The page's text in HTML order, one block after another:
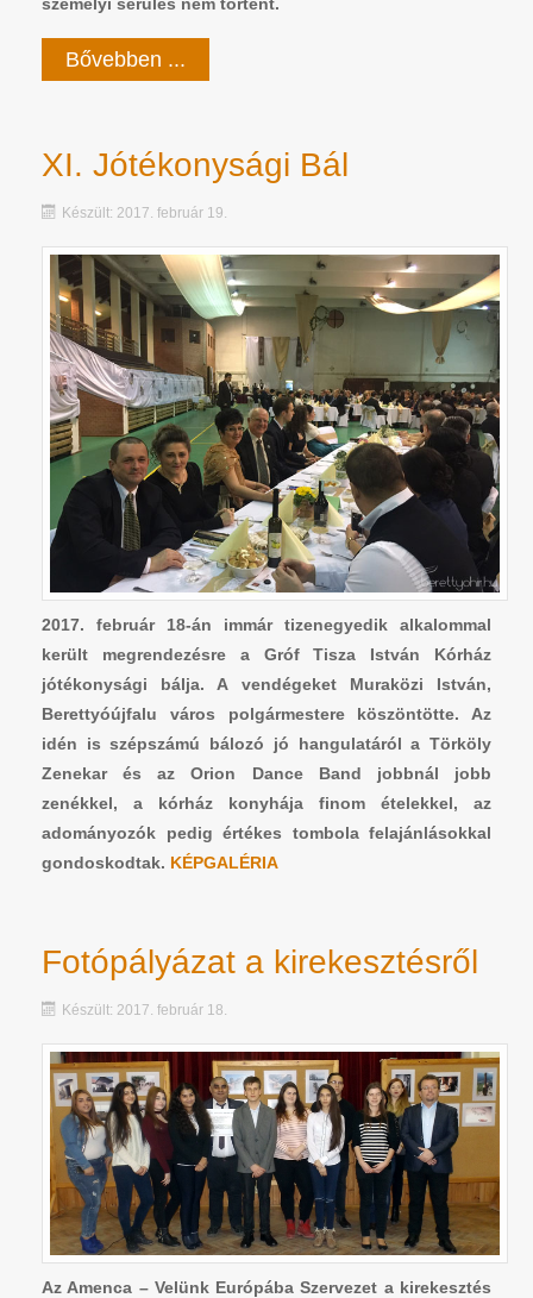
Bővebben ...
XI. Jótékonysági Bál
Készült: 2017. február 19.
2017. február 18-án immár tizenegyedik alkalommal
került megrendezésre a Gróf Tisza István Kórház
jótékonysági bálja. A vendégeket Muraközi István,
Berettyóújfalu város polgármestere köszöntötte. Az
idén is szépszámú bálozó jó hangulatáról a Törköly
Zenekar és az Orion Dance Band jobbnál jobb
zenékkel, a kórház konyhája finom ételekkel, az
adományozók pedig értékes tombola felajánlásokkal
gondoskodtak. KÉPGALÉRIA
Fotópályázat a kirekesztésről
Készült: 2017. február 18.
Az Amenca – Velünk Európába Szervezet a kirekesztés